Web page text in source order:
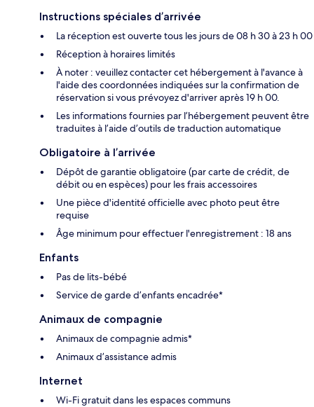
Instructions spéciales d’arrivée
La réception est ouverte tous les jours de 08 h 30 à 23 h 00
Réception à horaires limités
À noter : veuillez contacter cet hébergement à l'avance à
l'aide des coordonnées indiquées sur la confirmation de
réservation si vous prévoyez d'arriver après 19 h 00.
Les informations fournies par l’hébergement peuvent être
traduites à l’aide d’outils de traduction automatique
Obligatoire à l’arrivée
Dépôt de garantie obligatoire (par carte de crédit, de
débit ou en espèces) pour les frais accessoires
Une pièce d'identité officielle avec photo peut être
requise
Âge minimum pour effectuer l'enregistrement : 18 ans
Enfants
Pas de lits-bébé
Service de garde d’enfants encadrée*
Animaux de compagnie
Animaux de compagnie admis*
Animaux d’assistance admis
Internet
Wi-Fi gratuit dans les espaces communs